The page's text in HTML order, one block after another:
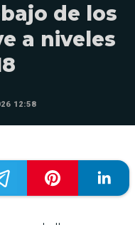
de los
a niveles
12:58